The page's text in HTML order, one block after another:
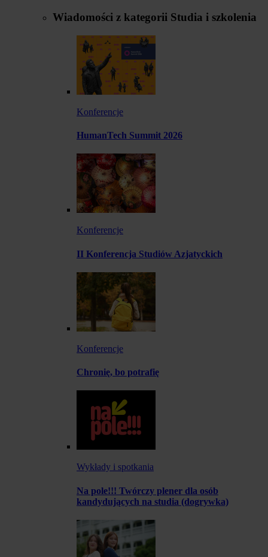
Wiadomości z kategorii Studia i szkolenia
Konferencje
HumanTech Summit 2026
Konferencje
II Konferencja Studiów Azjatyckich
Konferencje
Chronię, bo potrafię
Wykłady i spotkania
Na pole!!! Twórczy plener dla osób
kandydujących na studia (dogrywka)